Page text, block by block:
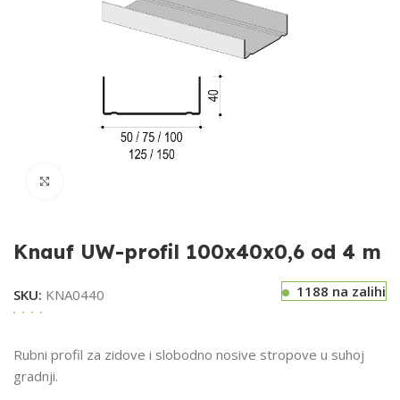
Knauf UW-profil 100x40x0,6 od 4 m
SKU: KNA0440 1188 na zalihi
Rubni profil za zidove i slobodno nosive stropove u suhoj
gradnji.